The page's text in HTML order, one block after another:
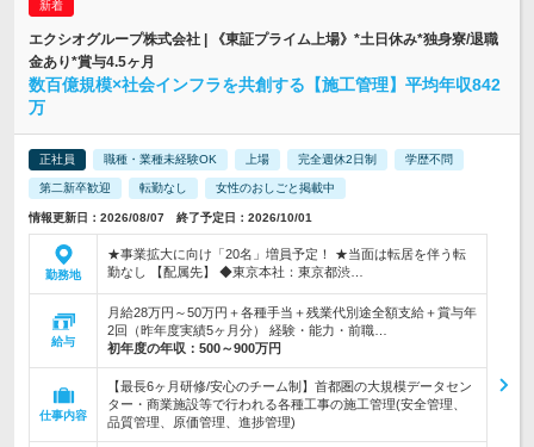
エクシオグループ株式会社 | 《東証プライム上場》*土日休み*独身寮/退職
金あり*賞与4.5ヶ月
数百億規模×社会インフラを共創する【施工管理】平均年収842
万
正社員 職種・業種未経験OK 上場 完全週休2日制 学歴不問
第二新卒歓迎 転勤なし 女性のおしごと掲載中
情報更新日：2026/08/07 終了予定日：2026/10/01
勤務地
★事業拡大に向け「20名」増員予定！ ★当面は転居を伴う転
勤なし 【配属先】 ◆東京本社：東京都渋…
給与
月給28万円～50万円＋各種手当＋残業代別途全額支給＋賞与年
2回（昨年度実績5ヶ月分） 経験・能力・前職…
初年度の年収： 500～900万円
仕事内容
【最長6ヶ月研修/安心のチーム制】首都圏の大規模データセン
ター・商業施設等で行われる各種工事の施工管理(安全管理、
品質管理、原価管理、進捗管理)